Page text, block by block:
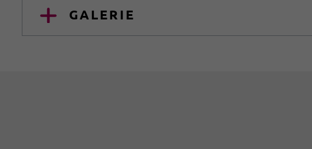
GALERIE